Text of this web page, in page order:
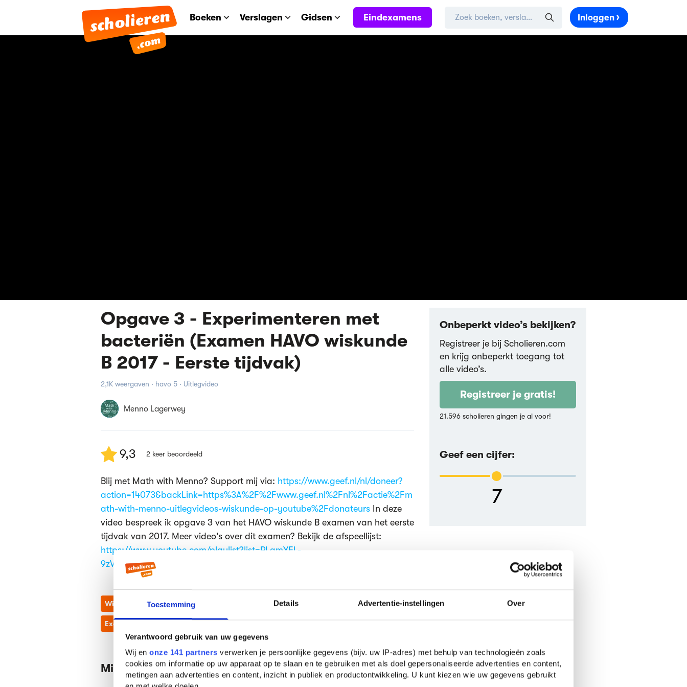
Toestemming Details Advertentie-instellingen Over
Verantwoord gebruik van uw gegevens
Wij en onze 141 partners verwerken je persoonlijke gegevens (bijv. uw IP-adres) met behulp van technologieën zoals
cookies om informatie op uw apparaat op te slaan en te gebruiken met als doel gepersonaliseerde advertenties en content,
metingen aan advertenties en content, inzicht in publiek en productontwikkeling. U kunt kiezen wie uw gegevens gebruikt
Boeken Verslagen Gidsen Eindexamens Inloggen
Opgave 3 - Experimenteren met
bacteriën (Examen HAVO wiskunde
B 2017 - Eerste tijdvak)
2,1K weergaven · havo 5 · Uitlegvideo
Menno Lagerwey
9,3 2 keer beoordeeld
Blij met Math with Menno? Support mij via: https://www.geef.nl/nl/doneer?
action=14073&backLink=https%3A%2F%2Fwww.geef.nl%2Fnl%2Factie%2Fm
ath-with-menno-uitlegvideos-wiskunde-op-youtube%2Fdonateurs In deze
video bespreek ik opgave 3 van het HAVO wiskunde B examen van het eerste
tijdvak van 2017. Meer video's over dit examen? Bekijk de afspeellijst:
https://www.youtube.com/playlist?list=PLqmYEL-
9zWjO8by0OAOJ1Cq63rn4e9CNL
Wiskunde Wiskunde B wiskunde eindexamen
Examenserie
Onbeperkt video’s bekijken?
Registreer je bij Scholieren.com
en krijg onbeperkt toegang tot
alle video’s.
Registreer je gratis!
21.596 scholieren gingen je al voor!
Geef een cijfer:
7
Misschien vind je dit ook interessant